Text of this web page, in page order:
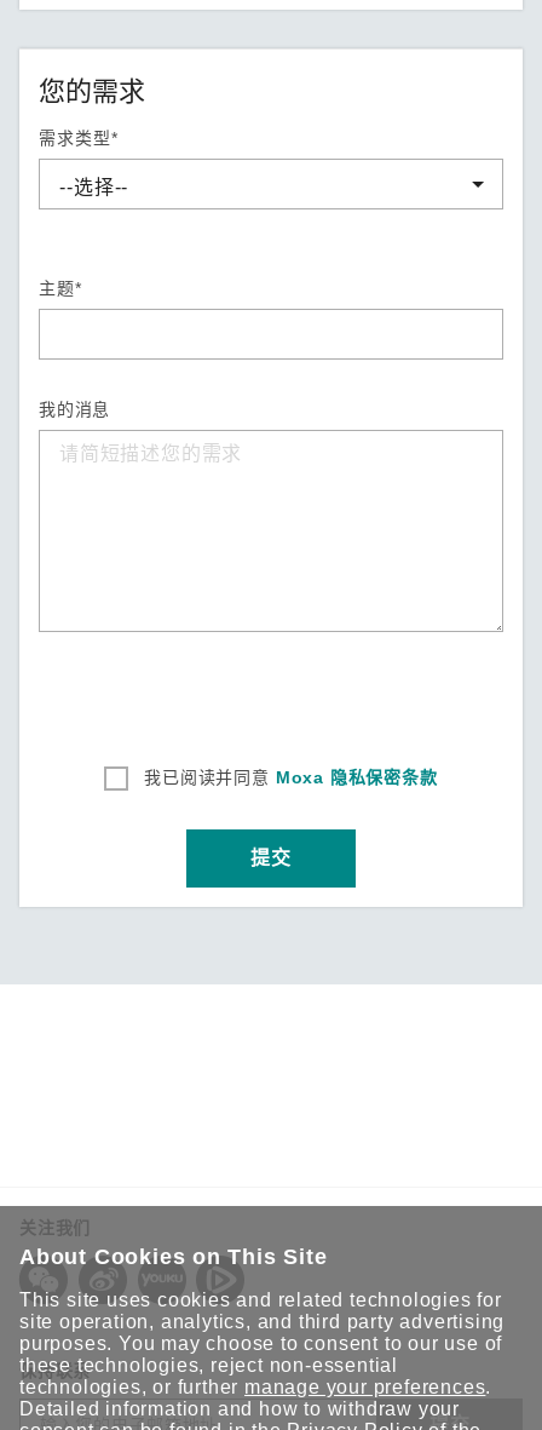
您的需求
需求类型*
主题*
我的消息
我已阅读并同意 Moxa 隐私保密条款
提交
关注我们
保持联系
提交
About Cookies on This Site
This site uses cookies and related technologies for
site operation, analytics, and third party advertising
purposes. You may choose to consent to our use of
these technologies, reject non-essential
technologies, or further manage your preferences.
Detailed information and how to withdraw your